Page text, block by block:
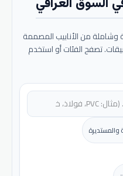
من الأنابيب المصممة
تصفح الفئات أو استخدم
والمستديرة